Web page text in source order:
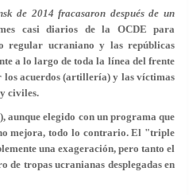
de 2014 fracasaron después de un
casi diarios de la OCDE para
regular ucraniano y las repúblicas
a lo largo de toda la línea del frente
los acuerdos (artillería) y las víctimas
civiles.
aunque elegido con un programa que
mejora, todo lo contrario. El "triple
una exageración, pero tanto el
de tropas ucranianas desplegadas en